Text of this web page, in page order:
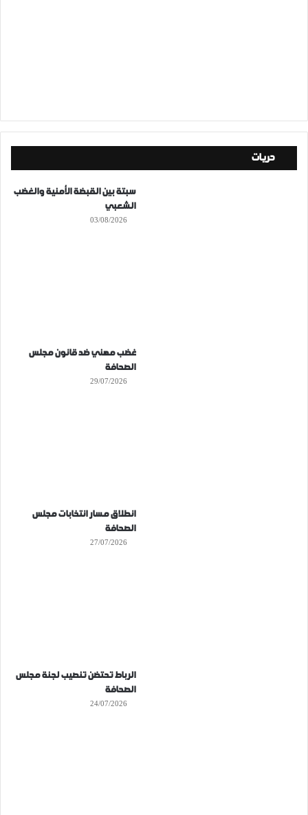
حريات
سبتة بين القبضة الأمنية والغضب
الشعبي
03/08/2026
غضب مهني ضد قانون مجلس
الصحافة
29/07/2026
انطلاق مسار انتخابات مجلس
الصحافة
27/07/2026
الرباط تحتضن تنصيب لجنة مجلس
الصحافة
24/07/2026